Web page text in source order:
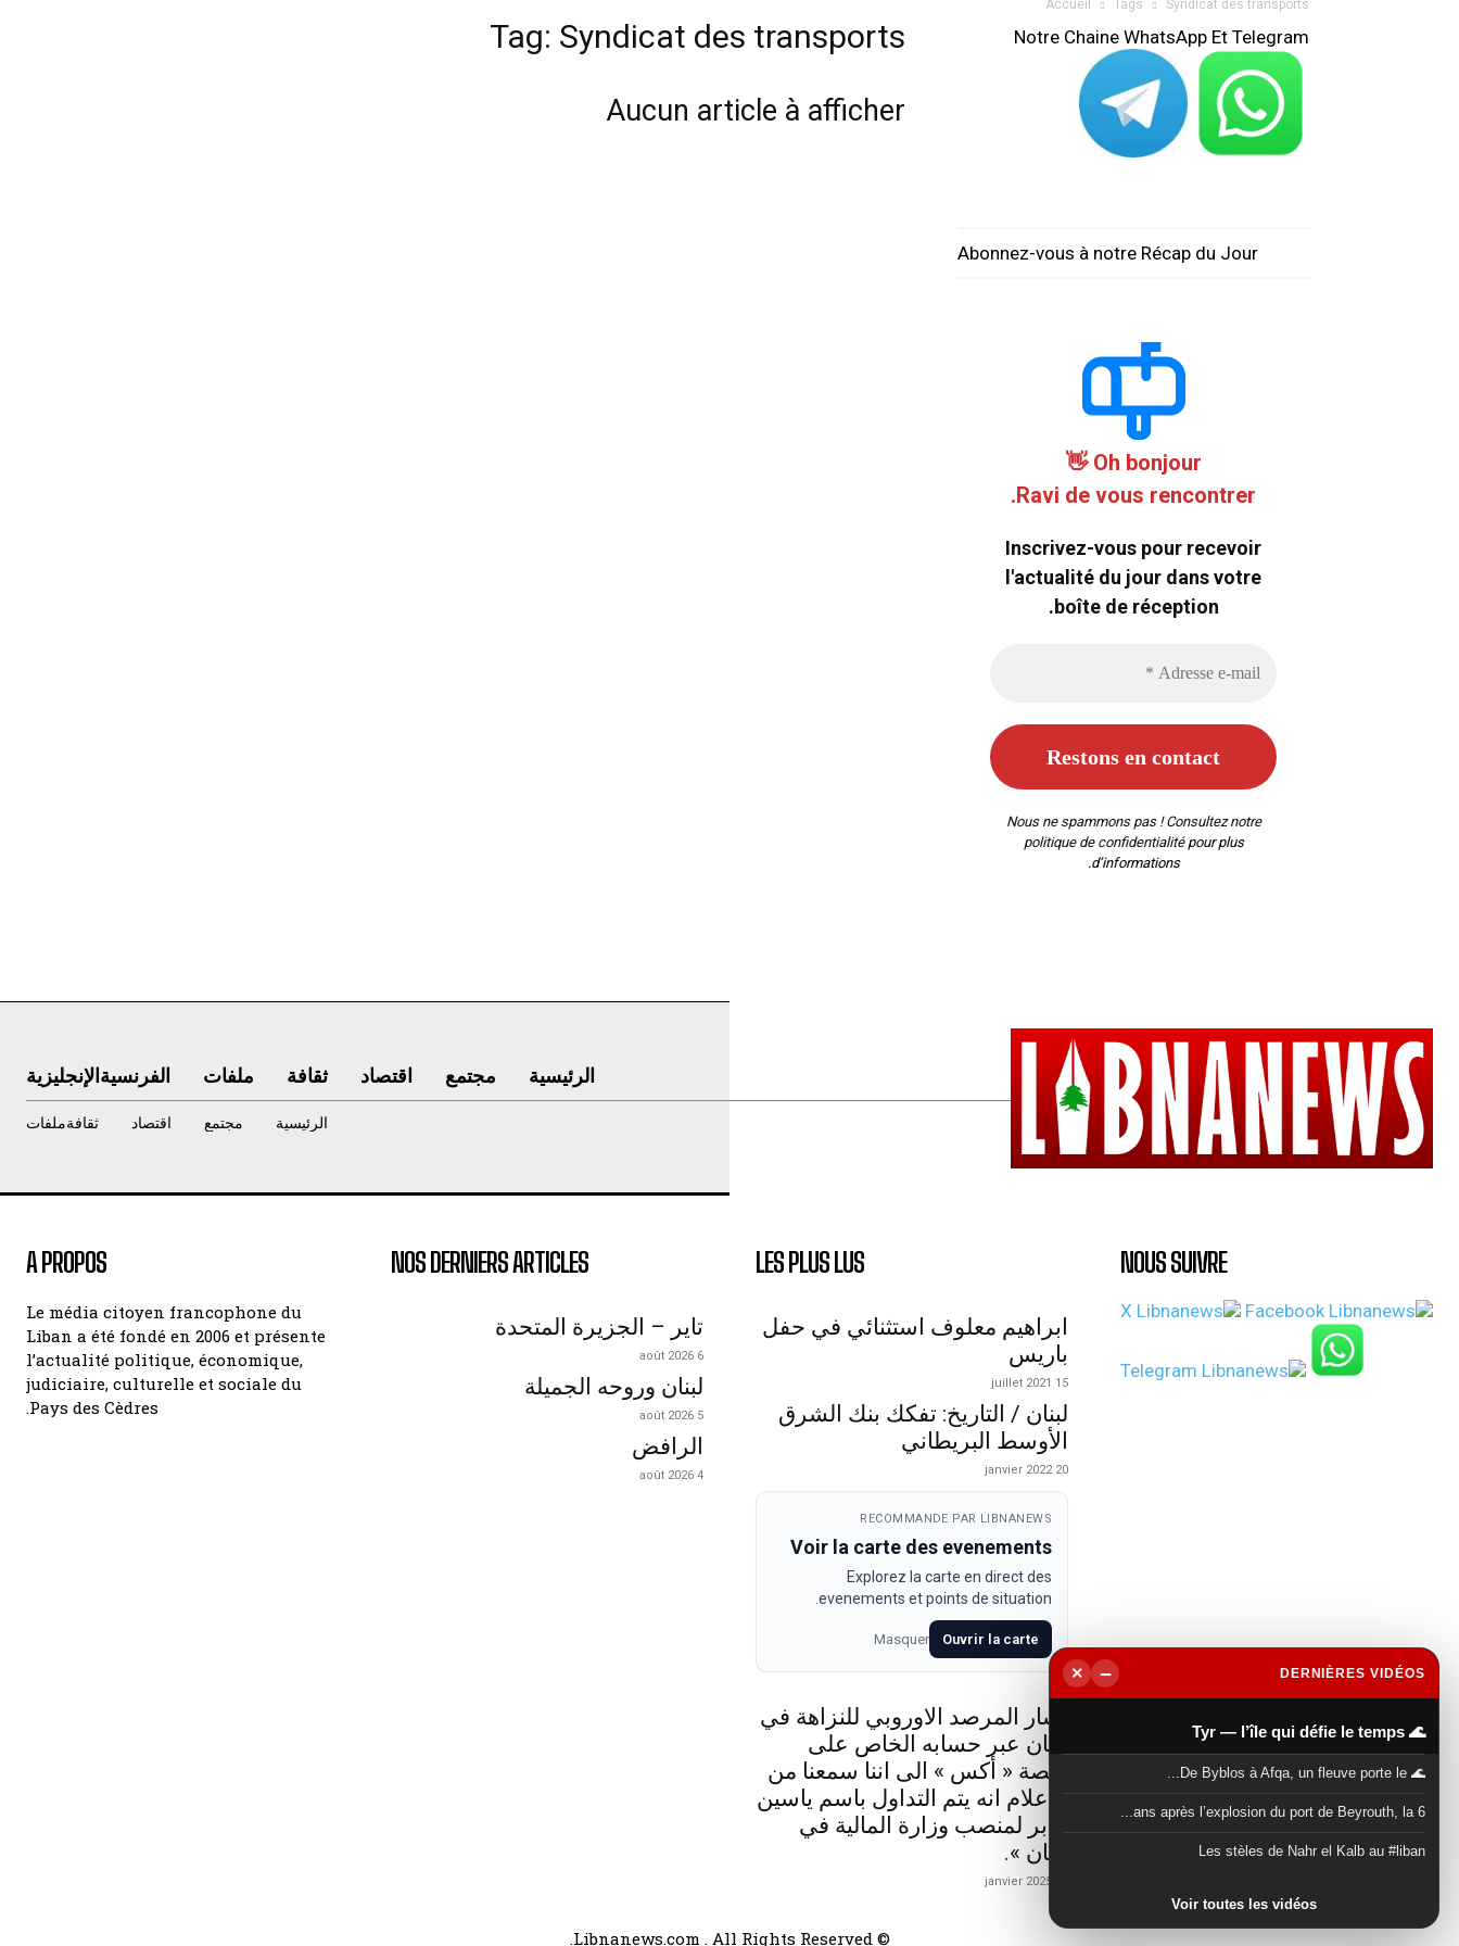
Accueil Tags Syndicat des transports
Tag: Syndicat des transports
Aucun article à afficher
Notre Chaine WhatsApp Et Telegram
Abonnez-vous à notre Récap du Jour
Oh bonjour 👋
Ravi de vous rencontrer.
Inscrivez-vous pour recevoir
l'actualité du jour dans votre
boîte de réception.
Nous ne spammons pas ! Consultez notre
politique de confidentialitépour plus
d’informations.
الرئيسية مجتمع اقتصاد ثقافة ملفات الفرنسيةالإنجليزية
الرئيسية مجتمع اقتصاد ثقافةملفات
A PROPOS
Le média citoyen francophone du
Liban a été fondé en 2006 et présente
l’actualité politique, économique,
judiciaire, culturelle et sociale du
Pays des Cèdres.
NOS DERNIERS ARTICLES
تاير – الجزيرة المتحدة
6 août 2026
لبنان وروحه الجميلة
5 août 2026
الرافض
4 août 2026
LES PLUS LUS
ابراهيم معلوف استثنائي في حفل
باريس
15 juillet 2021
لبنان / التاريخ: تفكك بنك الشرق
الأوسط البريطاني
20 janvier 2022
RECOMMANDE PAR LIBNANEWS
Voir la carte des evenements
Explorez la carte en direct des
evenements et points de situation.
Ouvrir la carte
Masquer
أشار المرصد الاوروبي للنزاهة في
لبنان عبر حسابه الخاص على
منصة « أكس » الى اننا سمعنا من
الاعلام انه يتم التداول باسم ياسين
جابر لمنصب وزارة المالية في
لبنان ».
NOUS SUIVRE
© Libnanews.com . All Rights Reserved.
DERNIÈRES VIDÉOS
−
×
🌊 Tyr — l’île qui défie le temps
🌊 De Byblos à Afqa, un fleuve porte le...
6 ans après l’explosion du port de Beyrouth, la...
Les stèles de Nahr el Kalb au #liban
Voir toutes les vidéos